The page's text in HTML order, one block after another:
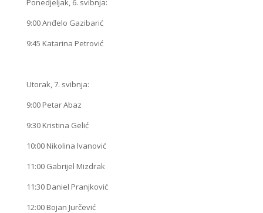
Ponedjeljak, 6. svibnja:
9:00 Anđelo Gazibarić
9:45 Katarina Petrović
Utorak, 7. svibnja:
9:00 Petar Abaz
9:30 Kristina Gelić
10:00 Nikolina lvanović
11:00 Gabrijel Mizdrak
11:30 Daniel Pranjković
12:00 Bojan Jurčević